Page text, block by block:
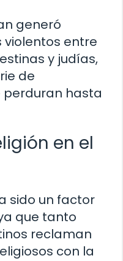
generó
violentos entre
y judías,
de
hasta
en el
sido un factor
que tanto
reclaman
con la